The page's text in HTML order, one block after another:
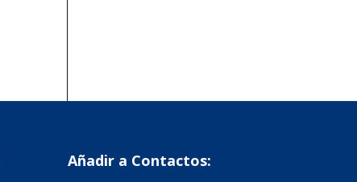
Añadir a Contactos: